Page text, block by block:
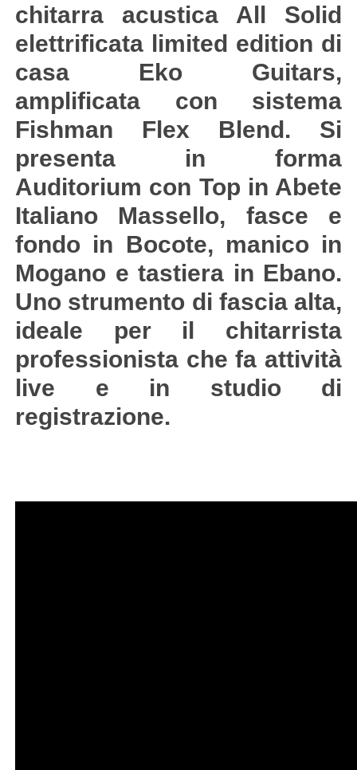
chitarra acustica All Solid
elettrificata limited edition di
casa Eko Guitars,
amplificata con sistema
Fishman Flex Blend. Si
presenta in forma
Auditorium con Top in Abete
Italiano Massello, fasce e
fondo in Bocote, manico in
Mogano e tastiera in Ebano.
Uno strumento di fascia alta,
ideale per il chitarrista
professionista che fa attività
live e in studio di
registrazione.